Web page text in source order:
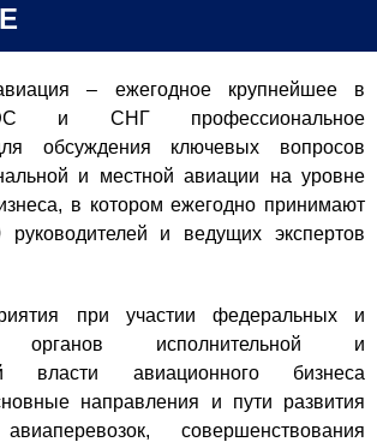
– ежегодное крупнейшее в
и СНГ профессиональное
обсуждения ключевых вопросов
и местной авиации на уровне
в котором ежегодно принимают
и ведущих экспертов
при участии федеральных и
органов исполнительной и
власти авиационного бизнеса
направления и пути развития
совершенствования